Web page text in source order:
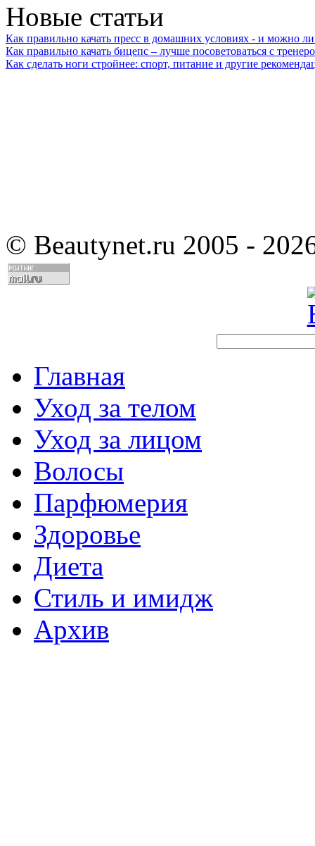
Новые статьи
Как правильно качать пресс в домашних условиях - и можно
Как правильно качать бицепс – лучше посоветоваться с
Как сделать ноги стройнее: спорт, питание и другие
© Beautynet.ru 2005 -
Главная
Уход за телом
Уход за лицом
Волосы
Парфюмерия
Здоровье
Диета
Стиль и имидж
Архив